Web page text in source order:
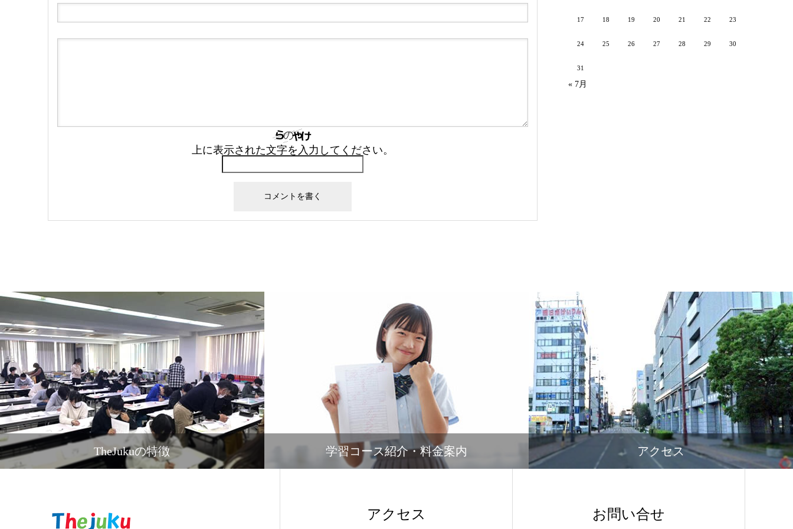
上に表示された文字を入力してください。
17 18 19 20 21 22 23
24 25 26 27 28 29 30
31
« 7月
TheJukuの特徴 学習コース紹介・料金案内 アクセス
アクセス お問い合せ